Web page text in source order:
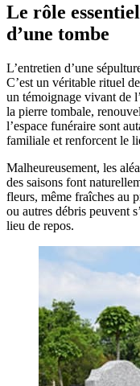
Le rôle
d’une tombe
L’entretien d’une
C’est un véritable rituel
un témoignage vivant de
la pierre tombale,
l’espace funéraire sont
familiale et renforcent le
Malheureusement, les
des saisons font
fleurs, même fraîches au
ou autres débris peuvent
lieu de repos.